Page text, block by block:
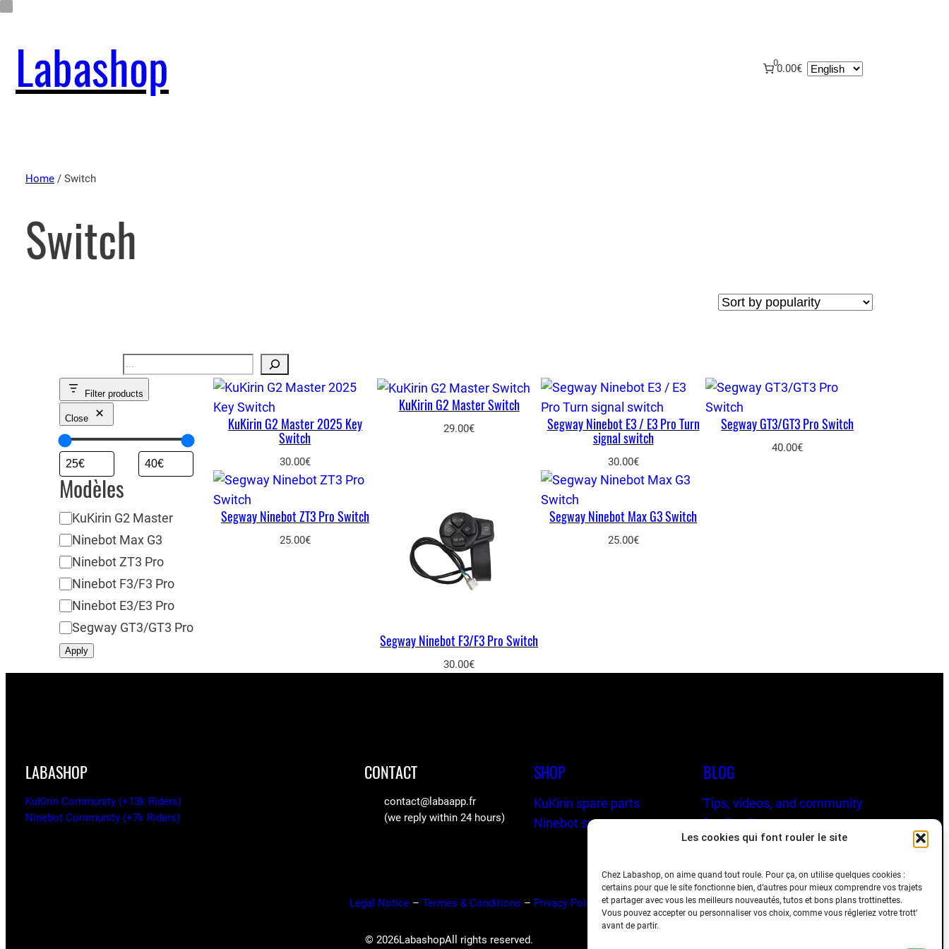
Les cookies qui font rouler le site
Chez Labashop, on aime quand tout roule. Pour ça, on utilise quelques cookies :
certains pour que le site fonctionne bien, d’autres pour mieux comprendre vos trajets
et partager avec vous les meilleurs nouveautés, tutos et bons plans trottinettes.
Vous pouvez accepter ou personnaliser vos choix, comme vous régleriez votre trott’
avant de partir.
Labashop 00.00€
Choose
Home / Switch
Switch
Filter products
Close
Modèles
M
o
d
è
l
e
s
KuKirin G2 Master
Ninebot Max G3
Ninebot ZT3 Pro
Ninebot F3/F3 Pro
Ninebot E3/E3 Pro
Segway GT3/GT3 Pro
Apply
KuKirin G2 Master 2025 Key
Switch
30.00€
KuKirin G2 Master Switch
29.00€
Segway Ninebot E3 / E3 Pro Turn
signal switch
30.00€
Segway GT3/GT3 Pro Switch
40.00€
Segway Ninebot ZT3 Pro Switch
25.00€
Segway Ninebot F3/F3 Pro Switch
30.00€
Segway Ninebot Max G3 Switch
25.00€
LABASHOP
KuKirin Community (+13k Riders)
Ninebot Community (+7k Riders)
CONTACT
contact@labaapp.fr
(we reply within 24 hours)
SHOP
KuKirin spare parts
Ninebot spare parts
BLOG
Tips, videos, and community
feedback
Legal Notice – Termes & Conditions – Privacy Policy
© 2026LabashopAll rights reserved.